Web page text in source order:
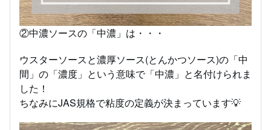
②中濃ソースの「中濃」は・・・
ウスターソースと濃厚ソース(とんかつソース)の「中
間」の「濃度」という意味で「中濃」と名付けられま
した！
ちなみにJAS規格で粘度の定義が決まっています💡